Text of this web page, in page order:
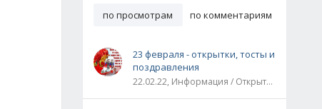
по просмотрам по комментариям
23 февраля - открытки, тосты и
поздравления
22.02.22, Информация / Открытки / Все праздники